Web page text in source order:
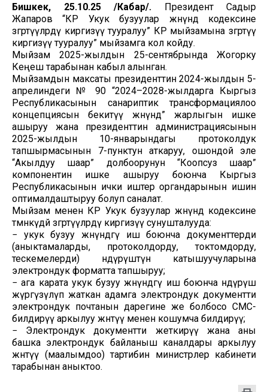
Бишкек, 25.10.25 /Кабар/. Президент Садыр
Жапаров “КР Укук бузуулар жөнүндө кодексине
өзгөртүүлөрдү киргизүү тууралуу” КР мыйзамына өзгөртүү
киргизүү тууралуу” мыйзамга кол койду.
Мыйзам 2025-жылдын 25-сентябрында Жогорку
Кеңеш тарабынан кабыл алынган.
Мыйзамдын максаты президенттин 2024-жылдын 5-
апрелиндеги № 90 “2024–2028-жылдарга Кыргыз
Республикасынын санариптик трансформациялоо
концепциясын бекитүү жөнүндө” жарлыгын ишке
ашыруу жана президенттин администрациясынын
2025-жылдын 10-январындагы протоколдук
тапшырмасынын 7-пунктун аткаруу, ошондой эле
“Акылдуу шаар” долбоорунун “Коопсуз шаар”
компонентин ишке ашыруу боюнча Кыргыз
Республикасынын ички иштер органдарынын ишин
оптималдаштыруу болуп саналат.
Мыйзам менен КР Укук бузуулар жөнүндө кодексине
төмөнкүдөй өзгөртүүлөрдү киргизүү сунушталууда:
− укук бузуу жөнүндөгү иш боюнча документтерди
(аныктамаларды, протоколдорду, токтомдорду,
тескемелерди) өндүрүштүн катышуучуларына
электрондук форматта тапшыруу;
− ага карата укук бузуу жөнүндөгү иш боюнча өндүрүш
жүргүзүлүп жаткан адамга электрондук документти
электрондук почтанын дарегине же болбосо СМС-
билдирүү аркылуу жөнөтүү менен кошумча билдирүү;
− Электрондук документти жеткирүү жана аны
башка электрондук байланыш каналдары аркылуу
жөнөтүү (маалымдоо) тартибин министрлер кабинети
тарабынан аныктоо.